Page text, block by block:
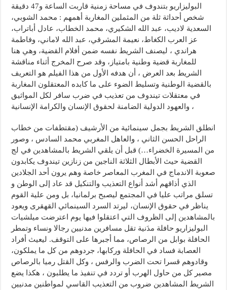
البوليزاريو بتندوف في مساحة زمنية قاربت الساعة و47 دقيقة
شخص أحداثة ثلة من المثملين المغاربة أهمهم : محمد الشوبي،
السعدية لاديب، عبد الله الشكيري، محمد الخطاب، عادل أباتراب،
عز العرب الكغاط، نعيمة المشرقي، عبد الله لاماني، وفاطمة
هراندي ، ليصنف الشريط نفسه ضمن أفلام القضية، وهي هنا
للمغاربة قضية وطنية بامتياز، وقد صرح المخرج أثناء مناقشة
الشريط بعد العرض ، أن هدفه الأول من هذا الفيلم هو التعريف
بالقضية الوطنية وتسليط الضوء على ما كابده المعتقلون المغاربة
في معتقلات تيندوف من تعذيب في ضرب سافر لكل المواثيق
والعهود الدولية الضامنة لحقوق الإنسان والكرامة الإنسانية ،
انطلق الشريط بجمل سينمائية من الأرشيف (مقتطفات من خطاب
الراحل الحسن الثاني ، والعاهل المغربي محمد السادس ، وصور
من المسيرة الخضراء…) قبل أن يلقي الشريط بالمشاهدين في لج
القضية حيث الأبطال الثلاثة الناجين من زنازين تيندوف يكابدون
صعوبة الاندماج في المغرب المعاصر خاصة وهم يرون أحد الجلادين
الذي أذاقهم أشد أنواع التعذيب والتنكيل قد عاد إلى الوطن و
تسلق مراتب عليا في المجتمع ليصبح برلمانيا، بل ومن علية القوم
يناظر في حقوق الإنسان، ليرتد السرد السينمائي القهقرى ويعود
بالمشاهدين إلى الظروف التي اعتقلوا فيها يوم اعترضت ميلشيات
البوليزاريو حافلة مدَنية تقل مسافرين مدنيين رجالا ونساء وتمطر
الحافلة بوابل من الرصاص، مما أجبرها على التوقف. ليعيث أفراد
العصابة فساد في الحافلة وركابها، جردوهم من كل ما يملكون،
وقادوهم قسرا تحت الضرب والرفس ، وكل القتل رميا بالرصاص
مصير كل من حاول الهرب أو تردد في تنفيذ ما يطلبون ، هكذا يضع
الشريط المشاهدين ضروب من التعذيب القاسي لمواطنين مدنيين